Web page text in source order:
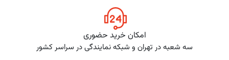
امکان خرید حضوری
سه شعبه در تهران و شبکه نمایندگی در سراسر کشور